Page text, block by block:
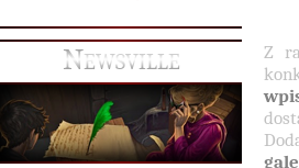
Newsville
Z